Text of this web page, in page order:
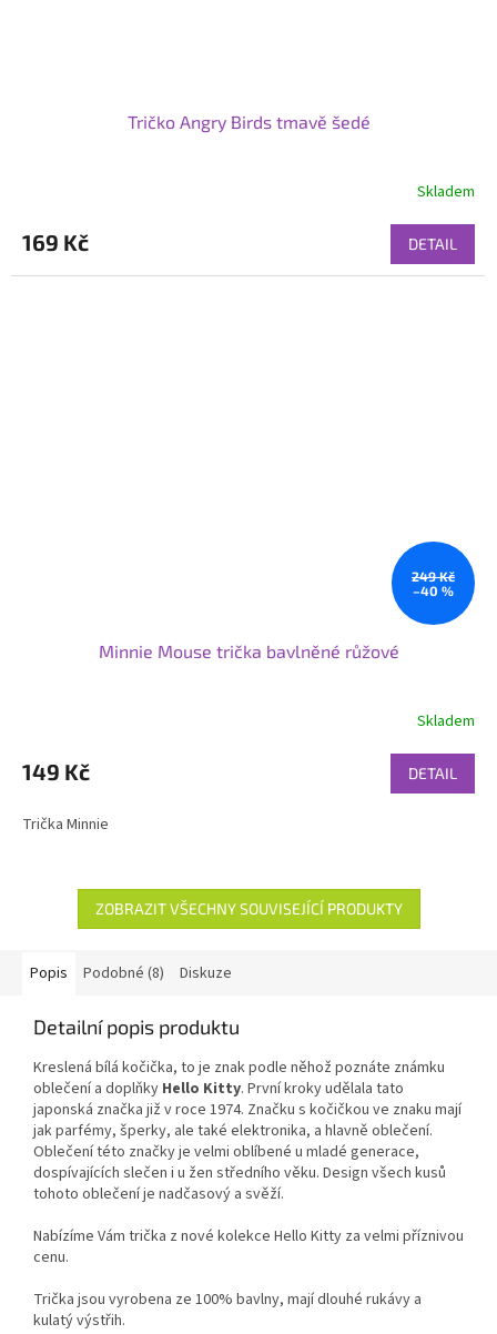
Tričko Angry Birds tmavě šedé
Skladem
169 Kč DETAIL
249 Kč
–40 %
Minnie Mouse trička bavlněné růžové
Skladem
149 Kč DETAIL
Trička Minnie
ZOBRAZIT VŠECHNY SOUVISEJÍCÍ PRODUKTY
Popis Podobné (8) Diskuze
Detailní popis produktu
Kreslená bílá kočička, to je znak podle něhož poznáte známku
oblečení a doplňky Hello Kitty. První kroky udělala tato
japonská značka již v roce 1974. Značku s kočičkou ve znaku mají
jak parfémy, šperky, ale také elektronika, a hlavně oblečení.
Oblečení této značky je velmi oblíbené u mladé generace,
dospívajících slečen i u žen středního věku. Design všech kusů
tohoto oblečení je nadčasový a svěží.
Nabízíme Vám trička z nové kolekce Hello Kitty za velmi příznivou
cenu.
Trička jsou vyrobena ze 100% bavlny, mají dlouhé rukávy a
kulatý výstřih.